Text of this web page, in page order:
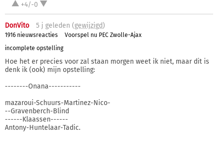
+4/-0
DonVito 5 j geleden (gewijzigd)
1916 nieuwsreacties
Voorspel nu PEC Zwolle-Ajax
incomplete opstelling
Hoe het er precies voor zal staan morgen weet ik niet, maar dit is
denk ik (ook) mijn opstelling:
--------Onana-----------
mazaroui-Schuurs-Martinez-Nico-
--Gravenberch-Blind
------Klaassen------
Antony-Huntelaar-Tadic.